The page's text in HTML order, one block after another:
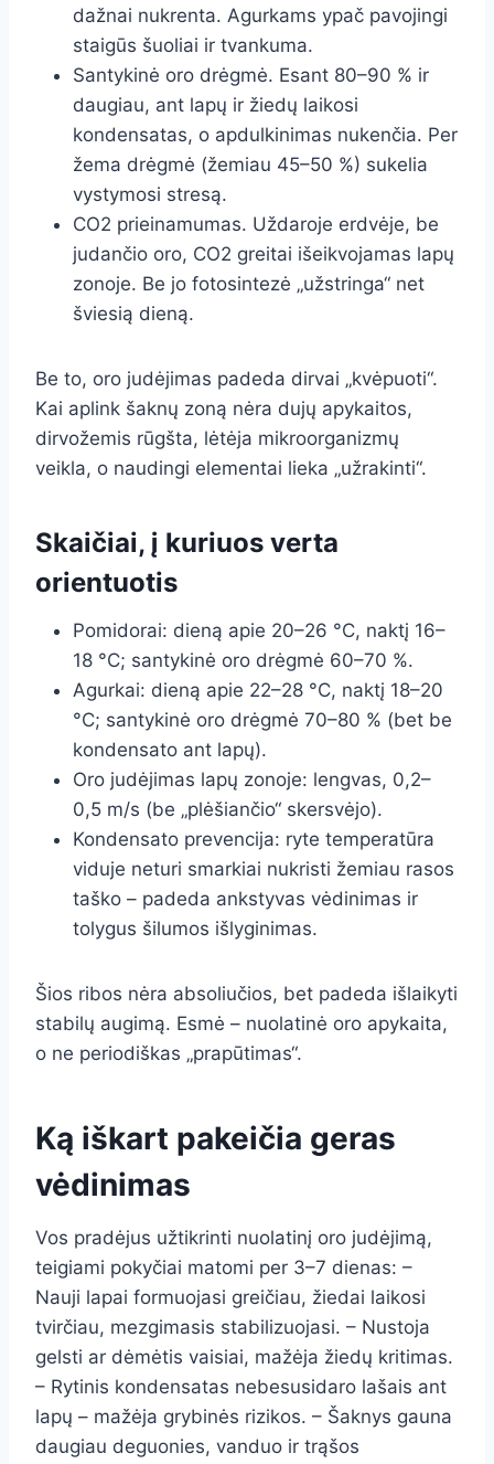
dažnai nukrenta. Agurkams ypač pavojingi
staigūs šuoliai ir tvankuma.
Santykinė oro drėgmė. Esant 80–90 % ir
daugiau, ant lapų ir žiedų laikosi
kondensatas, o apdulkinimas nukenčia. Per
žema drėgmė (žemiau 45–50 %) sukelia
vystymosi stresą.
CO2 prieinamumas. Uždaroje erdvėje, be
judančio oro, CO2 greitai išeikvojamas lapų
zonoje. Be jo fotosintezė „užstringa“ net
šviesią dieną.
Be to, oro judėjimas padeda dirvai „kvėpuoti“.
Kai aplink šaknų zoną nėra dujų apykaitos,
dirvožemis rūgšta, lėtėja mikroorganizmų
veikla, o naudingi elementai lieka „užrakinti“.
Skaičiai, į kuriuos verta
orientuotis
Pomidorai: dieną apie 20–26 °C, naktį 16–
18 °C; santykinė oro drėgmė 60–70 %.
Agurkai: dieną apie 22–28 °C, naktį 18–20
°C; santykinė oro drėgmė 70–80 % (bet be
kondensato ant lapų).
Oro judėjimas lapų zonoje: lengvas, 0,2–
0,5 m/s (be „plėšiančio“ skersvėjo).
Kondensato prevencija: ryte temperatūra
viduje neturi smarkiai nukristi žemiau rasos
taško – padeda ankstyvas vėdinimas ir
tolygus šilumos išlyginimas.
Šios ribos nėra absoliučios, bet padeda išlaikyti
stabilų augimą. Esmė – nuolatinė oro apykaita,
o ne periodiškas „prapūtimas“.
Ką iškart pakeičia geras
vėdinimas
Vos pradėjus užtikrinti nuolatinį oro judėjimą,
teigiami pokyčiai matomi per 3–7 dienas: –
Nauji lapai formuojasi greičiau, žiedai laikosi
tvirčiau, mezgimasis stabilizuojasi. – Nustoja
gelsti ar dėmėtis vaisiai, mažėja žiedų kritimas.
– Rytinis kondensatas nebesusidaro lašais ant
lapų – mažėja grybinės rizikos. – Šaknys gauna
daugiau deguonies, vanduo ir trąšos